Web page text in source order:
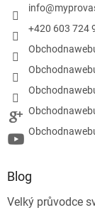
info@
+420 603 724
Blog
Velký průvodce